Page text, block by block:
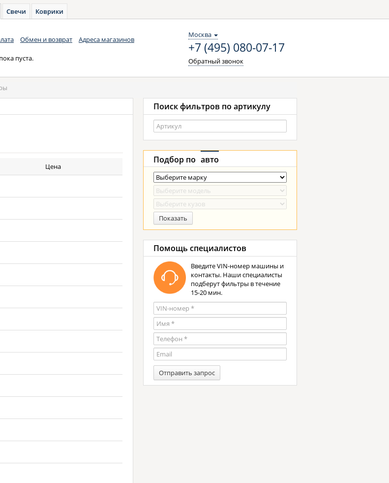
Свечи Коврики
Обмен и возврат Адреса магазинов
Москва
+7 (495) 080-07-17
Обратный звонок
пока пуста.
Цена
Поиск фильтров по артикулу
Подбор по авто
Показать
Помощь специалистов
Введите VIN-номер машины и
контакты. Наши специалисты
подберут фильтры в течение
15-20 мин.
Отправить запрос